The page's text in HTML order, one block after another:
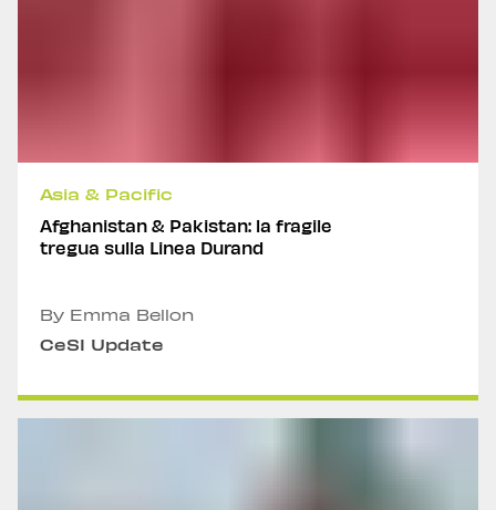
Asia & Pacific
Afghanistan & Pakistan: la fragile
tregua sulla Linea Durand
By Emma Bellon
CeSI Update